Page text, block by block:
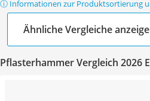
ⓘ Informationen zur Produktsortierung
Ähnliche Vergleiche
Pflasterhammer Vergleich 2026